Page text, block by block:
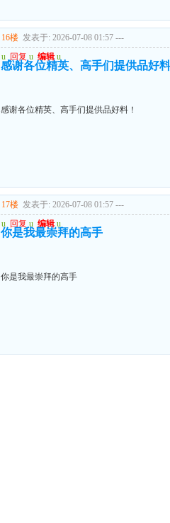
16楼 发表于: 2026-07-08 01:57 ---
u 回复 u 编辑 u
感谢各位精英、高手们提供品好
感谢各位精英、高手们提供品好料！
17楼 发表于: 2026-07-08 01:57 ---
u 回复 u 编辑 u
你是我最崇拜的高手
你是我最崇拜的高手